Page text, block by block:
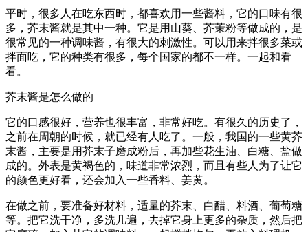
平时，很多人在吃东西时，都喜欢用一些酱料，它的口味有很
多，芥末酱就是其中一种。它是用山葵、芥茉粉等做成的，是
很常见的一种调味酱，有很大的刺激性。可以用来拌很多菜或
拌面吃，它的种类有很多，每个国家的都不一样。一起和看
看。
芥末酱是怎么做的
它的口感很好，营养也很丰富，非常好吃。有很久的历史了，
之前在周朝的时候，就已经有人吃了。一般，我国的一些黄芥
末酱，主要是用芥末子磨成粉后，再加些花生油、白糖、盐做
成的。外表是黄褐色的，味道非常浓烈，而且有些人为了让它
的颜色更好看，还会加入一些香料、姜黄。
在做之前，要准备好材料，适量的芥末、白醋、料酒、葡萄糖
等。把它洗干净，多洗几遍，去掉它身上更多的杂质，然后把